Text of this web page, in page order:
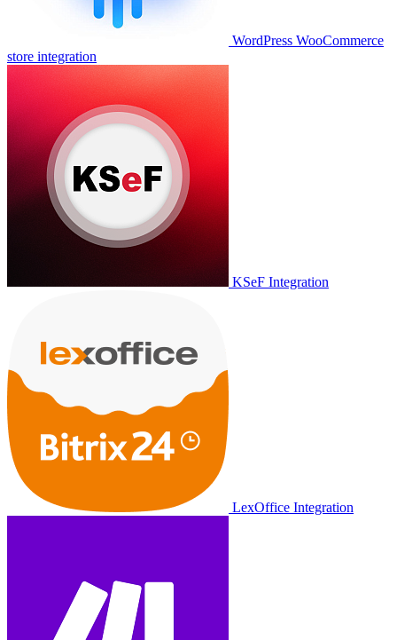
WordPress WooCommerce
store integration
KSeF Integration
LexOffice Integration